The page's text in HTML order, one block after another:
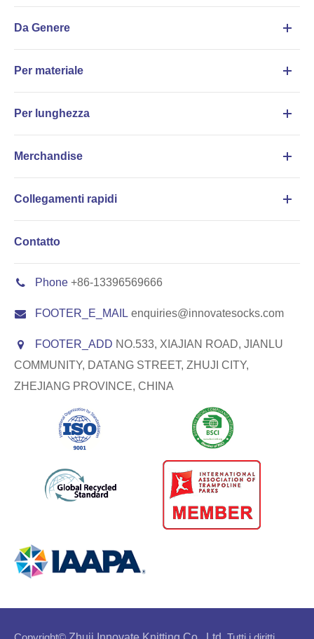
Da Genere
Per materiale
Per lunghezza
Merchandise
Collegamenti rapidi
Contatto
Phone +86-13396569666
FOOTER_E_MAIL enquiries@innovatesocks.com
FOOTER_ADD NO.533, XIAJIAN ROAD, JIANLU
COMMUNITY, DATANG STREET, ZHUJI CITY,
ZHEJIANG PROVINCE, CHINA